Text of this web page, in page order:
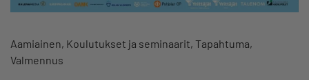
Aamiainen Koulutukset ja seminaarit Tapahtuma
Valmennus